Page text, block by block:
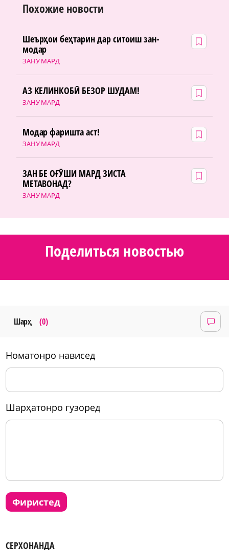
Похожие новости
ЗАНУ МАРД
Шеърҳои беҳтарин дар ситоиш зан-
модар
ЗАНУ МАРД
АЗ КЕЛИНКОБӢ БЕЗОР ШУДАМ!
ЗАНУ МАРД
Модар фаришта аст!
ЗАНУ МАРД
ЗАН БЕ ОҒӮШИ МАРД ЗИСТА
МЕТАВОНАД?
Поделиться новостью
Шарҳ (0)
номатонро нависед
шарҳатонро гузоред
фиристед
СЕРХОНАНДА